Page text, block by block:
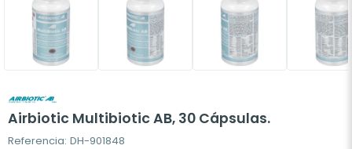
Airbiotic Multibiotic AB, 30 Cápsulas.
Referencia: DH-901848